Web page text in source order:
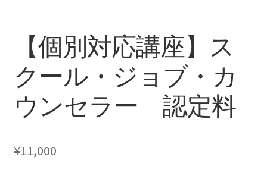
【個別対応講座】ス
クール・ジョブ・カ
ウンセラー 認定料
¥11,000